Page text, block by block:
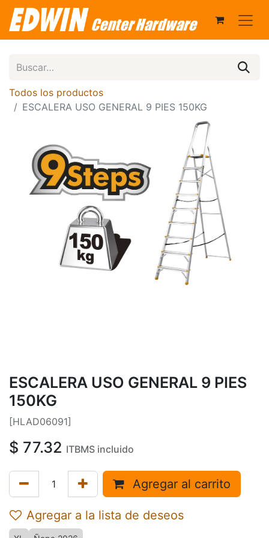
Todos los productos
ESCALERA USO GENERAL 9 PIES 150KG
ESCALERA USO GENERAL 9 PIES
150KG
[HLAD06091]
$ 77.32 ITBMS incluido
Agregar al carrito
Agregar a la lista de deseos